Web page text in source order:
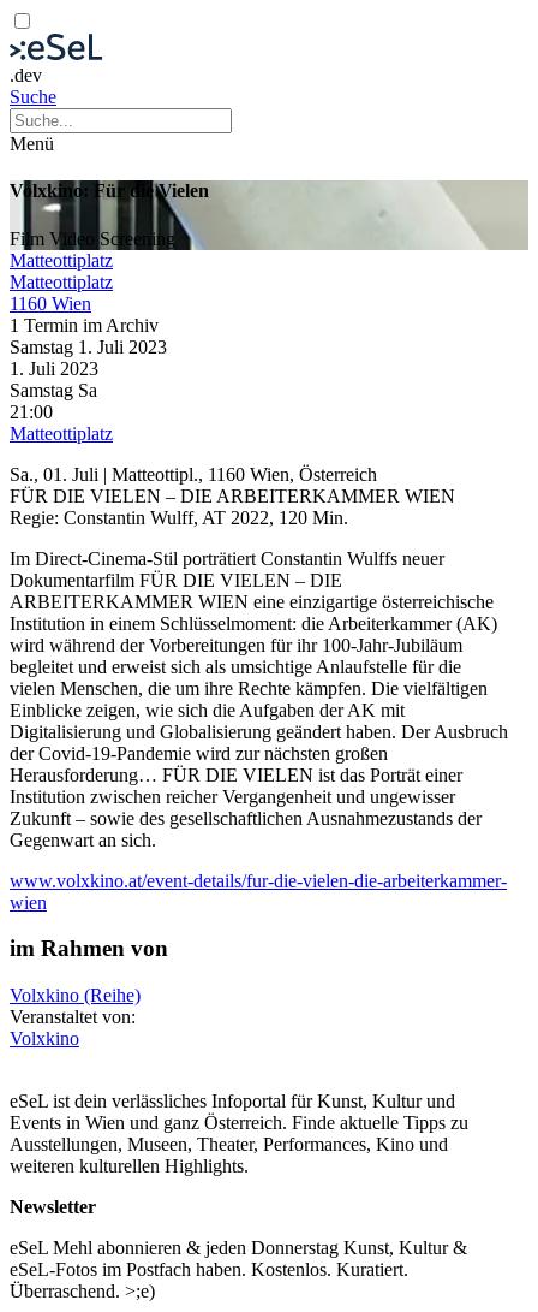
.dev
Suche
Menü
Volxkino: Für die Vielen
Film Video Screening
Matteottiplatz
Matteottiplatz
1160 Wien
1 Termin im Archiv
Samstag 1. Juli 2023
1. Juli 2023
Samstag Sa
21:00
Matteottiplatz
Sa., 01. Juli | Matteottipl., 1160 Wien, Österreich
FÜR DIE VIELEN – DIE ARBEITERKAMMER WIEN
Regie: Constantin Wulff, AT 2022, 120 Min.
Im Direct-Cinema-Stil porträtiert Constantin Wulffs neuer
Dokumentarfilm FÜR DIE VIELEN – DIE
ARBEITERKAMMER WIEN eine einzigartige österreichische
Institution in einem Schlüsselmoment: die Arbeiterkammer (AK)
wird während der Vorbereitungen für ihr 100-Jahr-Jubiläum
begleitet und erweist sich als umsichtige Anlaufstelle für die
vielen Menschen, die um ihre Rechte kämpfen. Die vielfältigen
Einblicke zeigen, wie sich die Aufgaben der AK mit
Digitalisierung und Globalisierung geändert haben. Der Ausbruch
der Covid-19-Pandemie wird zur nächsten großen
Herausforderung… FÜR DIE VIELEN ist das Porträt einer
Institution zwischen reicher Vergangenheit und ungewisser
Zukunft – sowie des gesellschaftlichen Ausnahmezustands der
Gegenwart an sich.
www.volxkino.at/event-details/fur-die-vielen-die-arbeiterkammer-
wien
im Rahmen von
Volxkino (Reihe)
Veranstaltet von:
Volxkino
eSeL ist dein verlässliches Infoportal für Kunst, Kultur und
Events in Wien und ganz Österreich. Finde aktuelle Tipps zu
Ausstellungen, Museen, Theater, Performances, Kino und
weiteren kulturellen Highlights.
Newsletter
eSeL Mehl abonnieren & jeden Donnerstag Kunst, Kultur &
eSeL-Fotos im Postfach haben. Kostenlos. Kuratiert.
Überraschend. >;e)